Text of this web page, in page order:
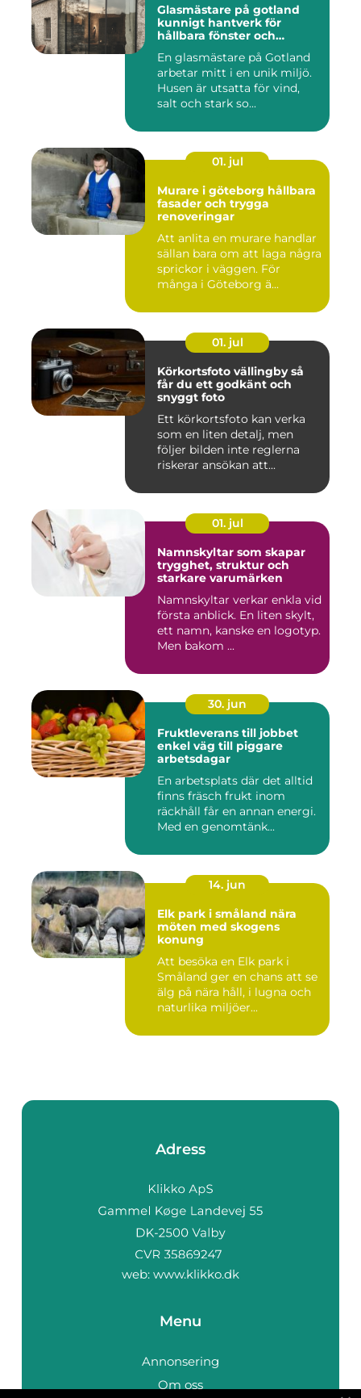
Glasmästare på gotland
kunnigt hantverk för
hållbara fönster och
En glasmästare på Gotland
arbetar mitt i en unik miljö.
Husen är utsatta för vind,
salt och stark so...
01. jul
Murare i göteborg hållbara
fasader och trygga
renoveringar
Att anlita en murare handlar
sällan bara om att laga några
sprickor i väggen. För
många i Göteborg ä...
01. jul
Körkortsfoto vällingby så
får du ett godkänt och
snyggt foto
Ett körkortsfoto kan verka
som en liten detalj, men
följer bilden inte reglerna
riskerar ansökan att...
01. jul
Namnskyltar som skapar
trygghet, struktur och
starkare varumärken
Namnskyltar verkar enkla vid
första anblick. En liten skylt,
ett namn, kanske en logotyp.
Men bakom ...
30. jun
Fruktleverans till jobbet
enkel väg till piggare
arbetsdagar
En arbetsplats där det alltid
finns fräsch frukt inom
räckhåll får en annan energi.
Med en genomtänk...
14. jun
Elk park i småland nära
möten med skogens
konung
Att besöka en Elk park i
Småland ger en chans att se
älg på nära håll, i lugna och
naturlika miljöer...
Adress
web: www.klikko.dk
Menu
Annonsering
Om oss